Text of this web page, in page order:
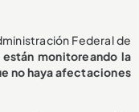
Federal de
están monitoreando la
no haya afectaciones